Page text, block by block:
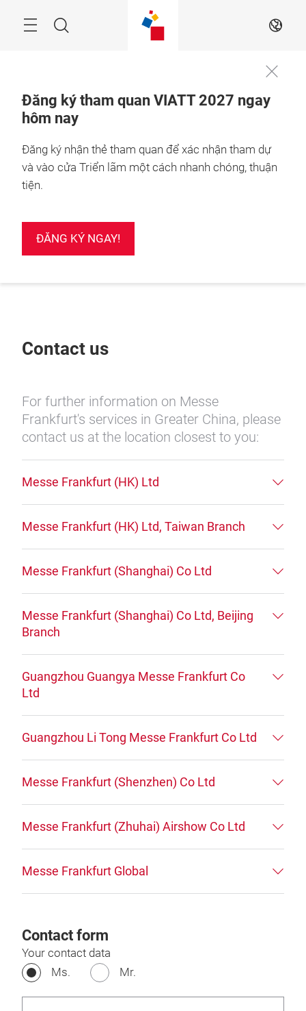
Search VI
Đăng ký tham quan VIATT 2027 ngay
hôm nay
Đăng ký nhận thẻ tham quan để xác nhận tham dự
và vào cửa Triển lãm một cách nhanh chóng, thuận
tiện.
ĐĂNG KÝ NGAY!
Contact us
For further information on Messe
Frankfurt's services in Greater China, please
contact us at the location closest to you:
Messe Frankfurt (HK) Ltd
Messe Frankfurt (HK) Ltd, Taiwan Branch
Messe Frankfurt (Shanghai) Co Ltd
Messe Frankfurt (Shanghai) Co Ltd, Beijing
Branch
Guangzhou Guangya Messe Frankfurt Co
Ltd
Guangzhou Li Tong Messe Frankfurt Co Ltd
Messe Frankfurt (Shenzhen) Co Ltd
Messe Frankfurt (Zhuhai) Airshow Co Ltd
Messe Frankfurt Global
Contact form
Your contact data
Ms.
Mr.